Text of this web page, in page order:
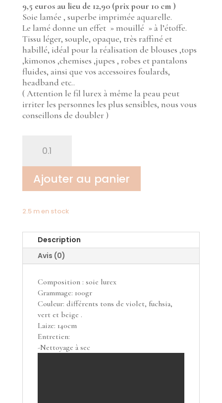
9,5 euros au lieu de 12,90 (prix pour 10 cm )
Soie lamée , superbe imprimée aquarelle.
Le lamé donne un effet » mouillé » à l’étoffe.
Tissu léger, souple, opaque, très raffiné et
habillé, idéal pour la réalisation de blouses ,tops
,kimonos ,chemises ,jupes , robes et pantalons
fluides, ainsi que vos accessoires foulards,
headband etc..
( Attention le fil lurex à même la peau peut
irriter les personnes les plus sensibles, nous vous
conseillons de doubler )
lamée
aquarelle
Ajouter au panier
2.5 m en stock
Description
Avis (0)
Composition : soie lurex
Grammage: 100gr
Couleur: différents tons de violet, fuchsia,
vert et beige .
Laize: 140cm
Entretien:
-Nettoyage à sec